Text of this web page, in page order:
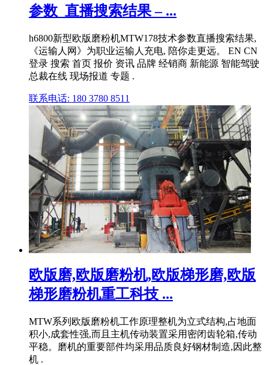
参数_直播搜索结果 – ...
h6800新型欧版磨粉机MTW178技术参数直播搜索结果,
《运输人网》为职业运输人充电, 陪你走更远。 EN CN
登录 搜索 首页 报价 资讯 品牌 经销商 新能源 智能驾驶
总裁在线 现场报道 专题 .
联系电话: 180 3780 8511
欧版磨,欧版磨粉机,欧版梯形磨,欧版
梯形磨粉机重工科技 ...
MTW系列欧版磨粉机工作原理整机为立式结构,占地面
积小,成套性强,而且主机传动装置采用密闭齿轮箱,传动
平稳。磨机的重要部件均采用品质良好钢材制造,因此整
机 .